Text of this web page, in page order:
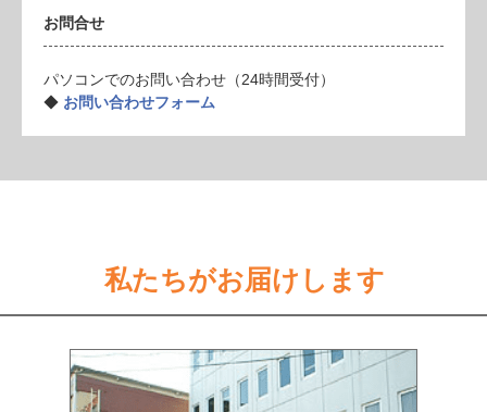
お問合せ
パソコンでのお問い合わせ（24時間受付）
◆ お問い合わせフォーム
私たちがお届けします